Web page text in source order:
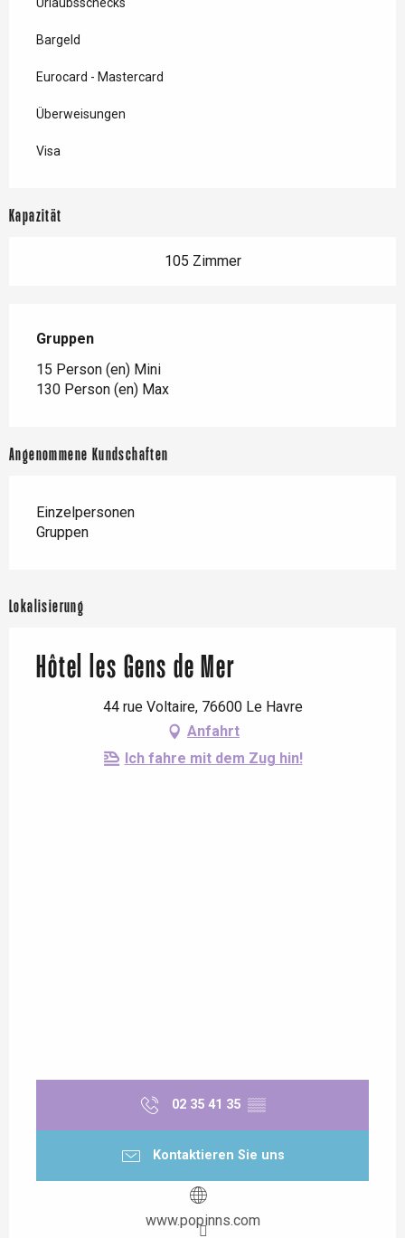
Bargeld
Eurocard - Mastercard
Überweisungen
Visa
Kapazität
105 Zimmer
Gruppen
Gruppen
15 Person (en) Mini
130 Person (en) Max
Angenommene Kundschaften
Einzelpersonen
Gruppen
Lokalisierung
Hôtel les Gens de Mer
44 rue Voltaire, 76600 Le Havre
Anfahrt
Ich fahre mit dem Zug hin!
02 35 41 35 ▒▒
Kontaktieren Sie uns
www.popinns.com